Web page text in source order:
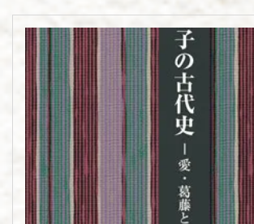
テ
ゴ
リ:
歴
史・
地
理